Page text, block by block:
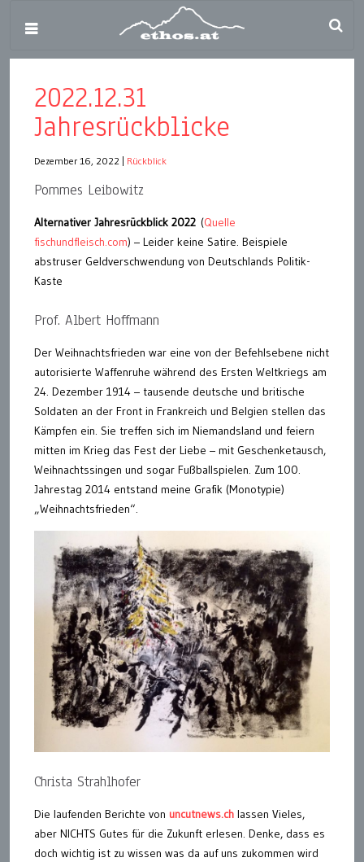
2022.12.31
Jahresrückblicke
Dezember 16, 2022 Rückblick
Pommes Leibowitz
Alternativer Jahresrückblick 2022 (Quelle
fischundfleisch.com) – Leider keine Satire. Beispiele
abstruser Geldverschwendung von Deutschlands Politik-
Kaste
Prof. Albert Hoffmann
Der Weihnachtsfrieden war eine von der Befehlsebene nicht
autorisierte Waffenruhe während des Ersten Weltkriegs am
24. Dezember 1914 – tausende deutsche und britische
Soldaten an der Front in Frankreich und Belgien stellen das
Kämpfen ein. Sie treffen sich im Niemandsland und feiern
mitten im Krieg das Fest der Liebe – mit Geschenketausch,
Weihnachtssingen und sogar Fußballspielen. Zum 100.
Jahrestag 2014 entstand meine Grafik (Monotypie)
„Weihnachtsfrieden“.
Christa Strahlhofer
Die laufenden Berichte von uncutnews.ch lassen Vieles,
aber NICHTS Gutes für die Zukunft erlesen. Denke, dass es
doch wichtig ist zu wissen was da auf uns zukommen wird